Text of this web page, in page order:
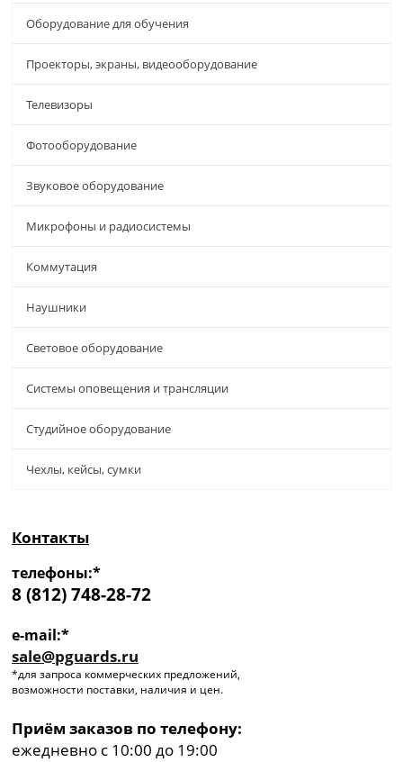
Оборудование для обучения
Проекторы, экраны, видеооборудование
Телевизоры
Фотооборудование
Звуковое оборудование
Микрофоны и радиосистемы
Коммутация
Наушники
Световое оборудование
Системы оповещения и трансляции
Студийное оборудование
Чехлы, кейсы, сумки
Контакты
телефоны:*
8 (812) 748-28-72
e-mail:*
sale@pguards.ru
*для запроса коммерческих предложений,
возможности поставки, наличия и цен.
Приём заказов по телефону:
ежедневно с 10:00 до 19:00